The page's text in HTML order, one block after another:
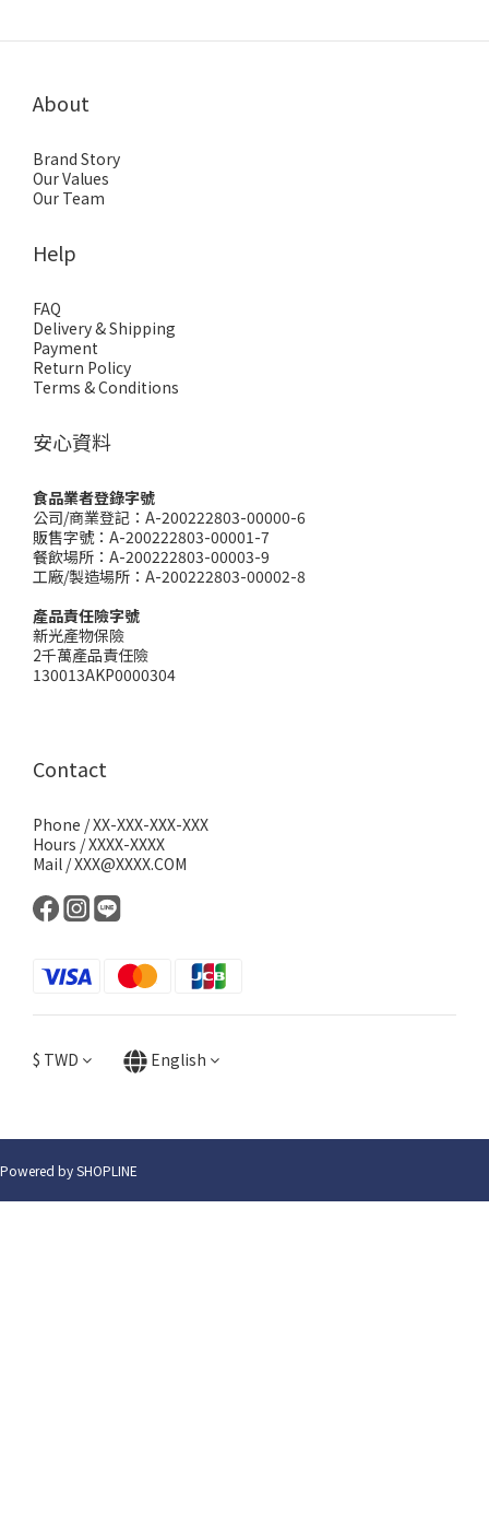
About
Brand Story
Our Values
Our Team
Help
FAQ
Delivery & Shipping
Payment
Return Policy
Terms & Conditions
安心資料
食品業者登錄字號
公司/商業登記：A-200222803-00000-6
販售字號：A-200222803-00001-7
餐飲場所：A-200222803-00003-9
工廠/製造場所：A-200222803-00002-8
產品責任險字號
新光產物保險
2千萬產品責任險
130013AKP0000304
Contact
Phone / XX-XXX-XXX-XXX
Hours / XXXX-XXXX
Mail / XXX@XXXX.COM
$ TWD English
Powered by SHOPLINE